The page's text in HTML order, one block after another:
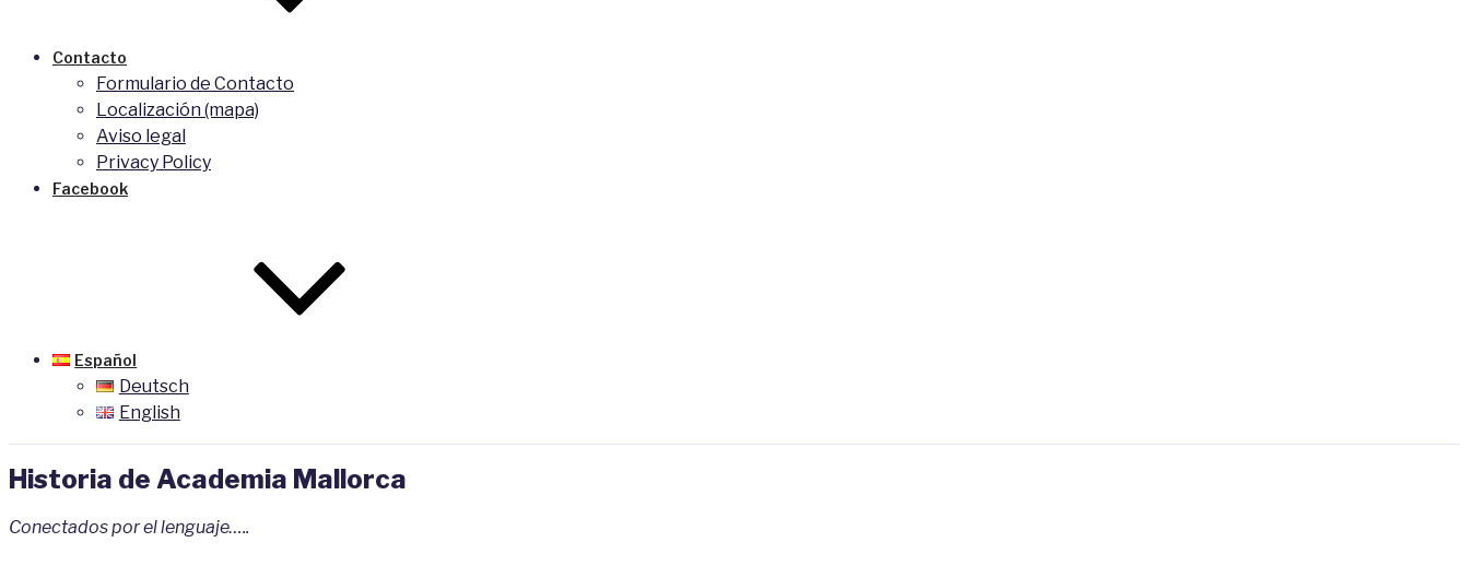
Contacto
Formulario de Contacto
Localización (mapa)
Aviso legal
Privacy Policy
Facebook
Español
Deutsch
English
Historia de Academia Mallorca
Conectados por el lenguaje…..